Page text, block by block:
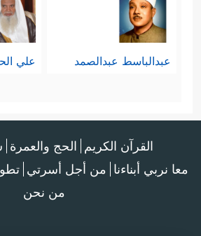
عبدالباسط عبدالصمد علي
القرآن الكريم الحج والعمرة
معا نربي أبناءنا من أجل أسرتي
من نحن